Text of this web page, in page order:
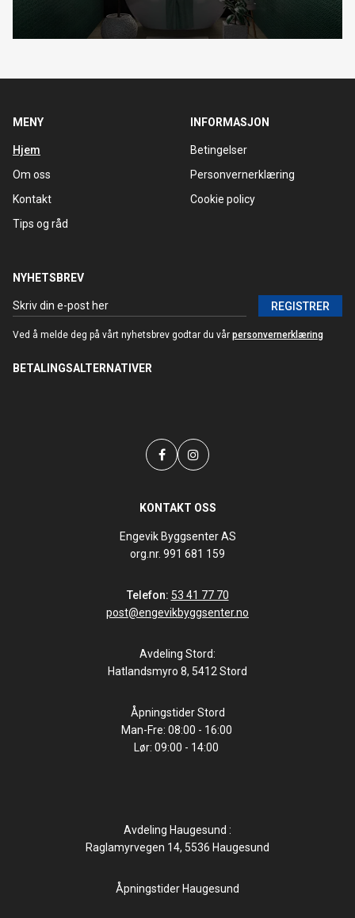
MENY
Hjem
Om oss
Kontakt
Tips og råd
INFORMASJON
Betingelser
Personvernerklæring
Cookie policy
NYHETSBREV
REGISTRER
Ved å melde deg på vårt nyhetsbrev godtar du vår personvernerklæring
BETALINGSALTERNATIVER
KONTAKT OSS
Engevik Byggsenter AS
org.nr. 991 681 159
Telefon: 53 41 77 70
post@engevikbyggsenter.no
Avdeling Stord:
Hatlandsmyro 8, 5412 Stord
Åpningstider Stord
Man-Fre: 08:00 - 16:00
Lør: 09:00 - 14:00
Avdeling Haugesund :
Raglamyrvegen 14, 5536 Haugesund
Åpningstider Haugesund